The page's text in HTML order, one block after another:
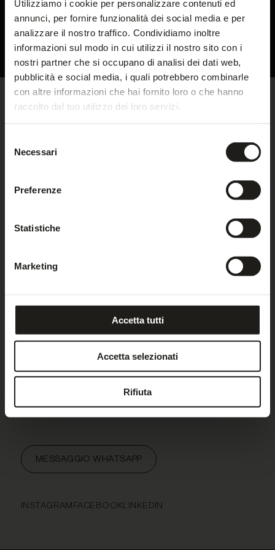
Utilizziamo i cookie per personalizzare contenuti ed
annunci, per fornire funzionalità dei social media e per
analizzare il nostro traffico. Condividiamo inoltre
informazioni sul modo in cui utilizzi il nostro sito con i
nostri partner che si occupano di analisi dei dati web,
pubblicità e social media, i quali potrebbero combinarle
con altre informazioni che hai fornito loro o che hanno
raccolto dal tuo utilizzo dei loro servizi.
delNecessari
Preferenze
Statistiche
Marketing
Accetta tutti
Accetta selezionati
Rifiuta
KroneLiving Guide
DE IT CHIAMATA | MESSAGGIO
risposta.
OH NO!
Si è verificato un errore durante il caricamento
del modulo di richiesta.
Si prega di ricaricare la pagina o di riprovare più
tardi!
39019 Tirolo
Tel. +39 335 6202120
DOVE TROVARCI
MESSAGGIO WHATSAPP
INSTAGRAMFACEBOOKLINKEDIN